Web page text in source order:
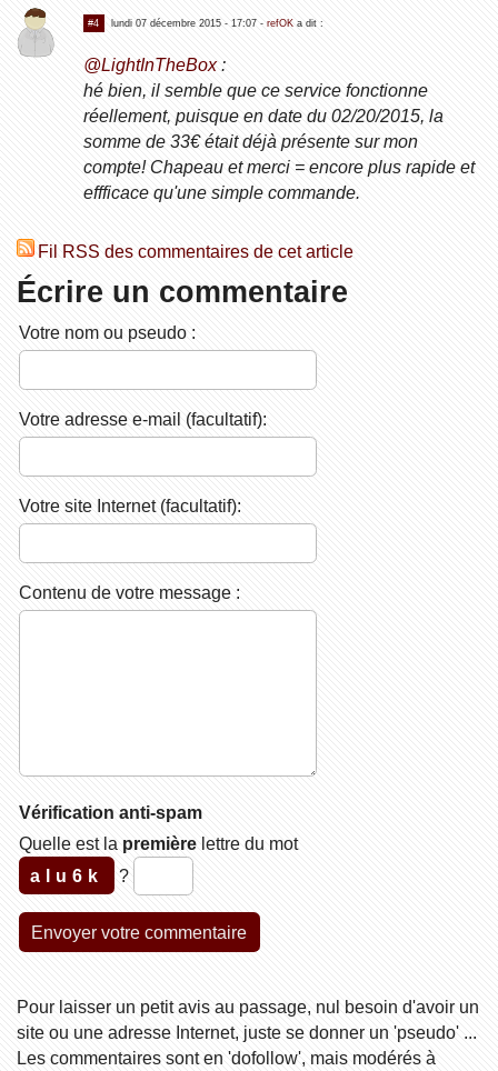
#4 lundi 07 décembre 2015 - 17:07- refOKa dit :
@LightInTheBox:
hé bien, il semble que ce service fonctionne
réellement, puisque en date du 02/20/2015, la
somme de 33€ était déjà présente sur mon
compte! Chapeau et merci = encore plus rapide et
effficace qu'une simple commande.
Fil RSS des commentaires de cet article
Écrire un commentaire
Votre nom ou pseudo :
Votre adresse e-mail (facultatif):
Votre site Internet (facultatif):
Contenu de votre message :
Vérification anti-spam
Quelle est la premièrelettre du mot
alu6k
?
Pour laisser un petit avis au passage, nul besoin d'avoir un
site ou une adresse Internet, juste se donner un 'pseudo' ...
Les commentaires sont en 'dofollow', mais modérés à